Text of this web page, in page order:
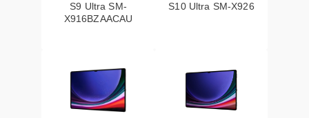
S9 Ultra SM-
X916BZAACAU
S10 Ultra SM-X926